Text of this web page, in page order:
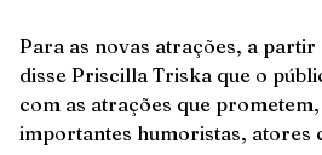
Para as novas atrações, a
disse Priscilla Triska que o
com as atrações que
importantes humoristas, atores